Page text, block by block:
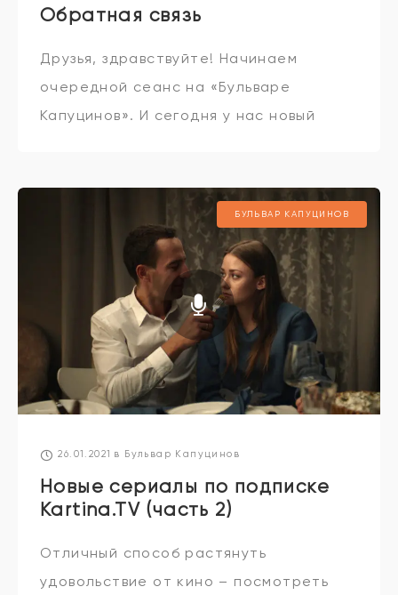
Обратная связь
Друзья, здравствуйте! Начинаем
очередной сеанс на «Бульваре
Капуцинов». И сегодня у нас новый
Продолжение удачного ремейка
итальянского фильма «Идеальные
БУЛЬВАР КАПУЦИНОВ
26.01.2021 в Бульвар Капуцинов
Новые сериалы по подписке
Kartina.TV (часть 2)
Отличный способ растянуть
удовольствие от кино – посмотреть